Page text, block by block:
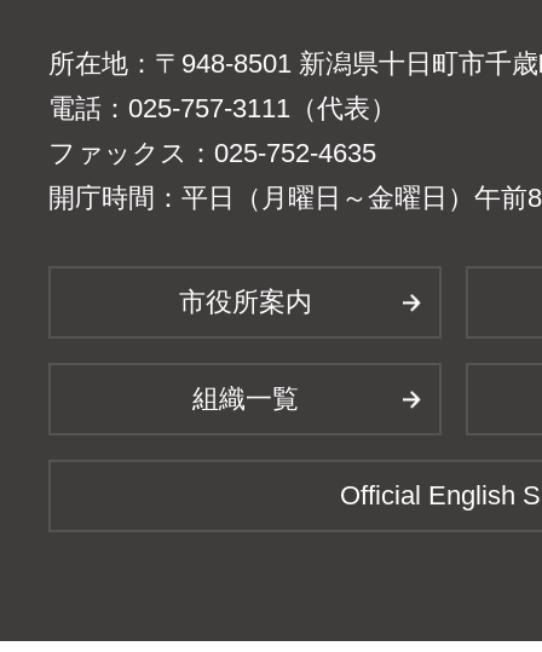
所在地：〒948-8501 新潟県十日町市千
電話：025-757-3111（代表）
ファックス：025-752-4635
開庁時間：平日（月曜日～金曜日）午前
市役所案内
組織一覧
Official English